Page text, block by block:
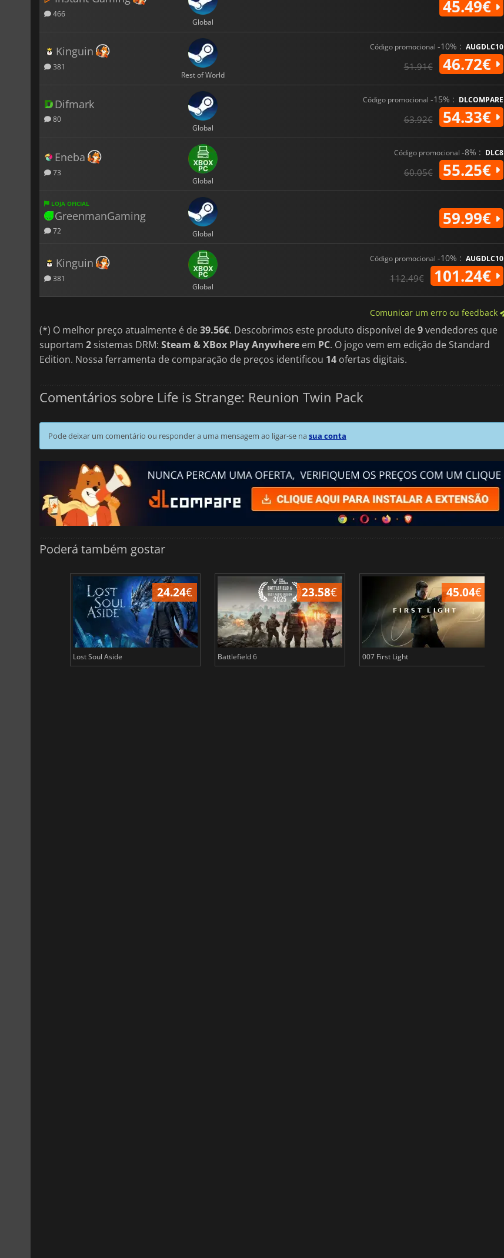
466
Global
45.49€
Kinguin
381
Rest of World
Código promocional -10% : AUGDLC10
51.91€ 46.72€
Difmark
80
Global
Código promocional -15% : DLCOMPARE
63.92€ 54.33€
Eneba
73
Global
Código promocional -8% : DLC8
60.05€ 55.25€
LOJA OFICIAL
GreenmanGaming
72 Global
59.99€
Kinguin
381
Global
Código promocional -10% : AUGDLC10
112.49€ 101.24€
Comunicar um erro ou feedback
(*) O melhor preço atualmente é de39.56€. Descobrimos este produto disponível de9vendedores que
suportam 2 sistemas DRM: Steam & XBox Play Anywhere em PC. O jogo vem em edição de Standard
Edition. Nossa ferramenta de comparação de preços identificou 14 ofertas digitais.
Comentários sobre Life is Strange: Reunion Twin Pack
Pode deixar um comentário ou responder a uma mensagem ao ligar-se nasua conta
Poderá também gostar
24.24€
Lost Soul Aside
23.58€
Battlefield 6
45.04€
007 First Light